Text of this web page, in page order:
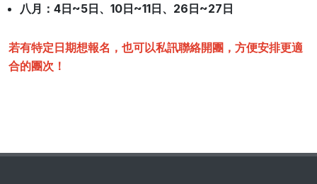
八月：4日~5日、10日~11日、26日~27日
若有特定日期想報名，也可以私訊聯絡開團，方便安排更適
合的團次！